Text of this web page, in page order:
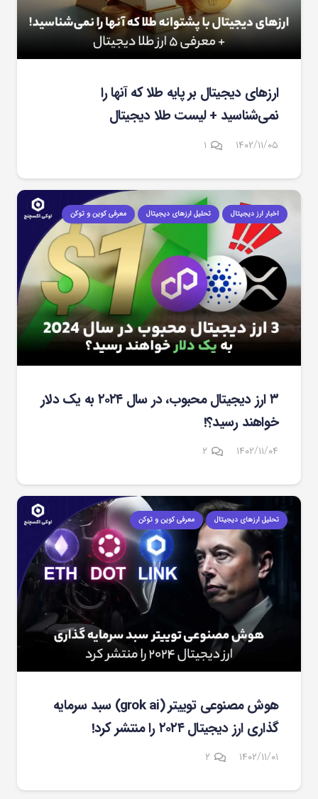
ارزهای دیجیتال بر پایه طلا که آنها را
نمی‌شناسید + لیست طلا دیجیتال
۱۴۰۲/۱۱/۰۵ ۱دیدگاه
اخبار ارز دیجیتال تحلیل ارزهای دیجیتال معرفی کوین و توکن
۳ ارز دیجیتال محبوب، در سال ۲۰۲۴ به یک دلار
خواهند رسید؟!
۱۴۰۲/۱۱/۰۴ ۲دیدگاه
تحلیل ارزهای دیجیتال معرفی کوین و توکن
هوش مصنوعی توییتر (grok ai) سبد سرمایه
گذاری ارز دیجیتال ۲۰۲۴ را منتشر کرد!
۱۴۰۲/۱۱/۰۱ ۲دیدگاه